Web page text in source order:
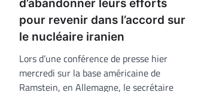
d’abandonner leurs efforts
pour revenir dans l’accord sur
le nucléaire iranien
Lors d’une conférence de presse hier
mercredi sur la base américaine de
Ramstein, en Allemagne, le secrétaire